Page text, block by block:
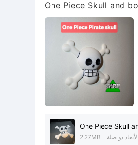
One Piece Skull and
One Piece Skull
2.27MB ذو صلة